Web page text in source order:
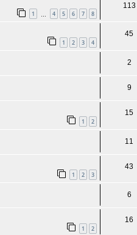
1 4 5 6 7 8
113
1 2 3 4
45
2
9
1 2
15
11
1 2 3
43
6
1 2
16